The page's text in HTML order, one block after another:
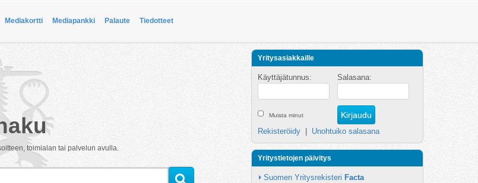
Mediakortti Mediapankki Palaute Tiedotteet
toimialan tai palvelun avulla.
Yritysasiakkaille
Käyttäjätunnus: Salasana:
Muista minut
Rekisteröidy Unohtuiko salasana
Yritystietojen päivitys
Suomen Yritysrekisteri Facta